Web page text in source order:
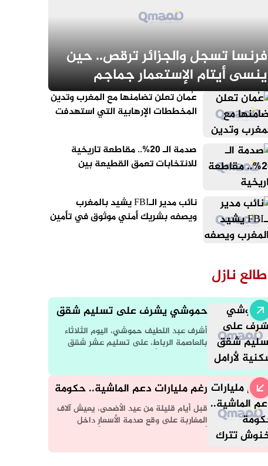
فرنسا تسجل والجزائر ترقص.. حين
ينسى أيتام الإستعمار جماجم
الشهداء نكاية في “الكبار”
عُمان تعلن تضامنها مع المغرب وتدين
المخططات الإرهابية التي استهدفت
صدمة الـ 20%.. مقاطعة تاريخية
للانتخابات تعمق القطيعة بين
نائب مدير الـFBI يشيد بالمغرب
ويصفه بشريك أمني موثوق في تأمين
طالع نازل
حموشي يشرف على تسليم شقق
سكنية لأرامل شهداء الشرطة في
الرباط ضمن أيام الأبواب المفتوحة
أشرف عبد اللطيف حموشي، اليوم الثلاثاء
بالعاصمة الرباط، على تسليم عشر شقق
توفوا أثناء أداء مهامهم المهنية
رغم مليارات دعم الماشية.. حكومة
أخنوش تترك المغاربة في مواجهة
جشع “الشناقة” ولهيب أسعار
قبل أيام قليلة من عيد الأضحى، يعيش آلاف
المغاربة على وقع صدمة الأسعار داخل